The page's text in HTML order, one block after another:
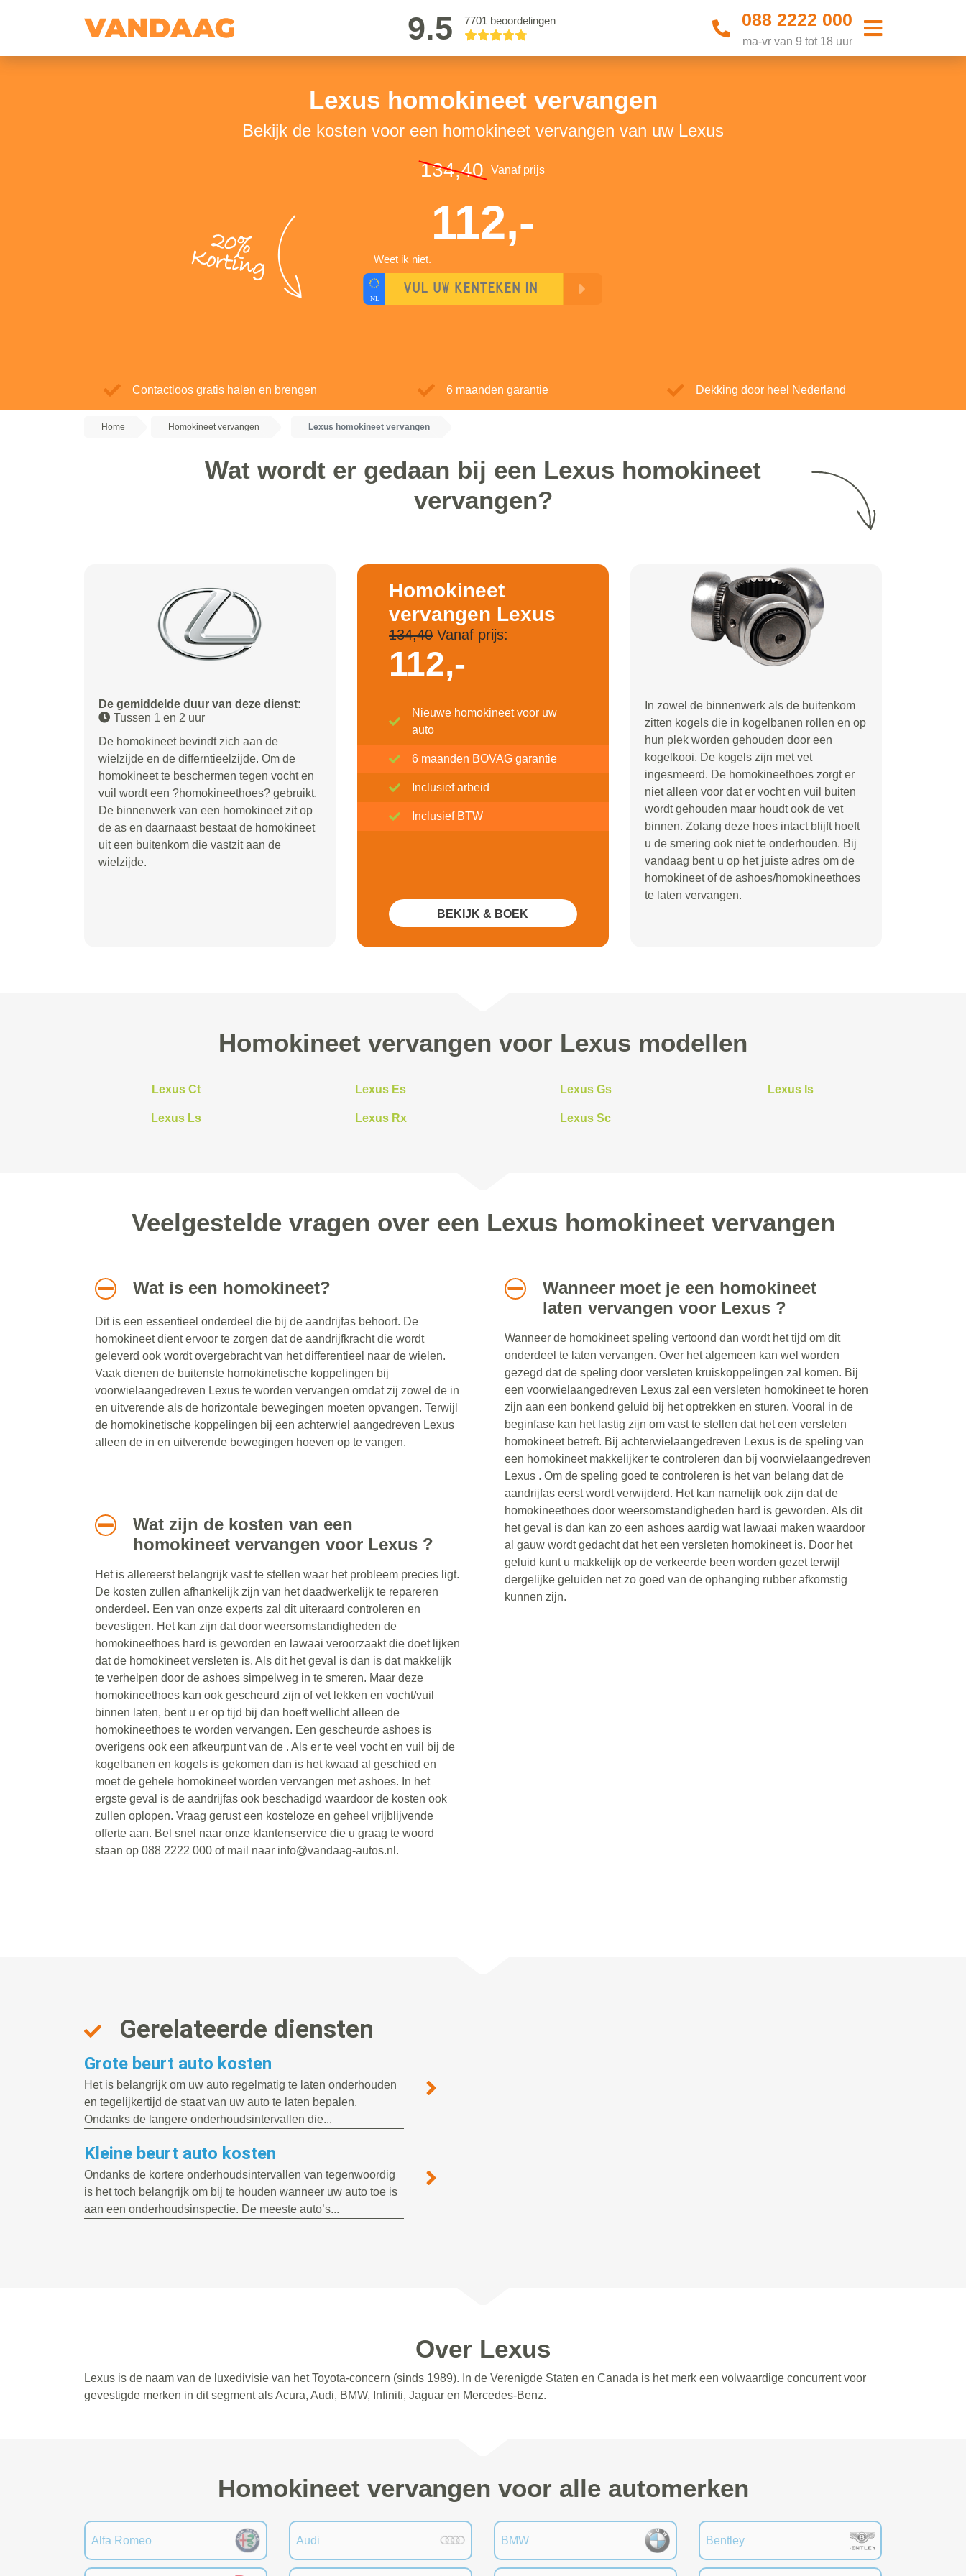
9.5 7701 beoordelingen 088 2222 000
ma-vr van 9 tot 18 uur
Lexus homokineet vervangen
Bekijk de kosten voor een homokineet vervangen van uw Lexus
20%
Korting
134,40 Vanaf prijs
112,-
Weet ik niet.
Contactloos gratis halen en brengen 6 maanden garantie Dekking door heel Nederland
Home Homokineet vervangen Lexus homokineet vervangen
Wat wordt er gedaan bij een Lexus homokineet
vervangen?
De gemiddelde duur van deze dienst:
Tussen 1 en 2 uur
De homokineet bevindt zich aan de
wielzijde en de differntieelzijde. Om de
homokineet te beschermen tegen vocht en
vuil wordt een ?homokineethoes? gebruikt.
De binnenwerk van een homokineet zit op
de as en daarnaast bestaat de homokineet
uit een buitenkom die vastzit aan de
wielzijde.
Homokineet
vervangen Lexus
134,40Vanaf prijs:
112,-
Nieuwe homokineet voor uw
auto
6 maanden BOVAG garantie
Inclusief arbeid
Inclusief BTW
BEKIJK & BOEK
In zowel de binnenwerk als de buitenkom
zitten kogels die in kogelbanen rollen en op
hun plek worden gehouden door een
kogelkooi. De kogels zijn met vet
ingesmeerd. De homokineethoes zorgt er
niet alleen voor dat er vocht en vuil buiten
wordt gehouden maar houdt ook de vet
binnen. Zolang deze hoes intact blijft hoeft
u de smering ook niet te onderhouden. Bij
vandaag bent u op het juiste adres om de
homokineet of de ashoes/homokineethoes
te laten vervangen.
Homokineet vervangen voor Lexus modellen
Lexus Ct Lexus Es Lexus Gs Lexus Is
Lexus Ls Lexus Rx Lexus Sc
Veelgestelde vragen over een Lexus homokineet vervangen
Wat is een homokineet?
Dit is een essentieel onderdeel die bij de aandrijfas behoort. De
homokineet dient ervoor te zorgen dat de aandrijfkracht die wordt
geleverd ook wordt overgebracht van het differentieel naar de wielen.
Vaak dienen de buitenste homokinetische koppelingen bij
voorwielaangedreven Lexus te worden vervangen omdat zij zowel de in
en uitverende als de horizontale bewegingen moeten opvangen. Terwijl
de homokinetische koppelingen bij een achterwiel aangedreven Lexus
alleen de in en uitverende bewegingen hoeven op te vangen.
Wat zijn de kosten van een
homokineet vervangen voor Lexus ?
Het is allereerst belangrijk vast te stellen waar het probleem precies ligt.
De kosten zullen afhankelijk zijn van het daadwerkelijk te repareren
onderdeel. Een van onze experts zal dit uiteraard controleren en
bevestigen. Het kan zijn dat door weersomstandigheden de
homokineethoes hard is geworden en lawaai veroorzaakt die doet lijken
dat de homokineet versleten is. Als dit het geval is dan is dat makkelijk
te verhelpen door de ashoes simpelweg in te smeren. Maar deze
homokineethoes kan ook gescheurd zijn of vet lekken en vocht/vuil
binnen laten, bent u er op tijd bij dan hoeft wellicht alleen de
homokineethoes te worden vervangen. Een gescheurde ashoes is
overigens ook een afkeurpunt van de . Als er te veel vocht en vuil bij de
kogelbanen en kogels is gekomen dan is het kwaad al geschied en
moet de gehele homokineet worden vervangen met ashoes. In het
ergste geval is de aandrijfas ook beschadigd waardoor de kosten ook
zullen oplopen. Vraag gerust een kosteloze en geheel vrijblijvende
offerte aan. Bel snel naar onze klantenservice die u graag te woord
staan op 088 2222 000 of mail naar info@vandaag-autos.nl.
Wanneer moet je een homokineet
laten vervangen voor Lexus ?
Wanneer de homokineet speling vertoond dan wordt het tijd om dit
onderdeel te laten vervangen. Over het algemeen kan wel worden
gezegd dat de speling door versleten kruiskoppelingen zal komen. Bij
een voorwielaangedreven Lexus zal een versleten homokineet te horen
zijn aan een bonkend geluid bij het optrekken en sturen. Vooral in de
beginfase kan het lastig zijn om vast te stellen dat het een versleten
homokineet betreft. Bij achterwielaangedreven Lexus is de speling van
een homokineet makkelijker te controleren dan bij voorwielaangedreven
Lexus . Om de speling goed te controleren is het van belang dat de
aandrijfas eerst wordt verwijderd. Het kan namelijk ook zijn dat de
homokineethoes door weersomstandigheden hard is geworden. Als dit
het geval is dan kan zo een ashoes aardig wat lawaai maken waardoor
al gauw wordt gedacht dat het een versleten homokineet is. Door het
geluid kunt u makkelijk op de verkeerde been worden gezet terwijl
dergelijke geluiden net zo goed van de ophanging rubber afkomstig
kunnen zijn.
Gerelateerde diensten
Grote beurt auto kosten
Het is belangrijk om uw auto regelmatig te laten onderhouden
en tegelijkertijd de staat van uw auto te laten bepalen.
Ondanks de langere onderhoudsintervallen die...
Kleine beurt auto kosten
Ondanks de kortere onderhoudsintervallen van tegenwoordig
is het toch belangrijk om bij te houden wanneer uw auto toe is
aan een onderhoudsinspectie. De meeste auto’s...
Over Lexus
Lexus is de naam van de luxedivisie van het Toyota-concern (sinds 1989). In de Verenigde Staten en Canada is het merk een volwaardige concurrent voor
gevestigde merken in dit segment als Acura, Audi, BMW, Infiniti, Jaguar en Mercedes-Benz.
Homokineet vervangen voor alle automerken
Alfa Romeo Audi BMW Bentley